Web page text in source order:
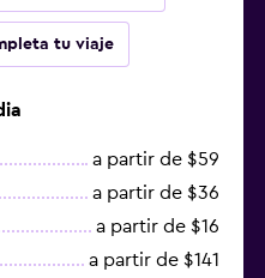
tu viaje
a partir de $59
a partir de $36
a partir de $16
a partir de $141